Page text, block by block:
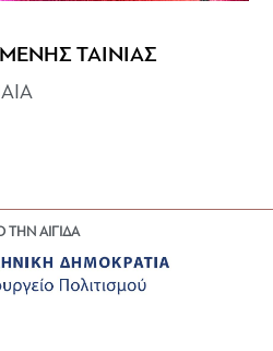
ΤΑΙΝΙΑΣ
ΤΗΝ ΑΙΓΙΔΑ